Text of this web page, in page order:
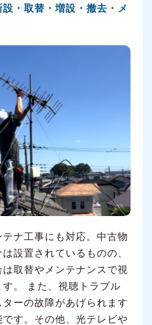
・取替・増設・撤去・メ
ナ工事にも対応。中古物
設置されているものの、
取替やメンテナンスで視
。 また、視聴トラブル
ーの故障があげられます
す。その他、光テレビや